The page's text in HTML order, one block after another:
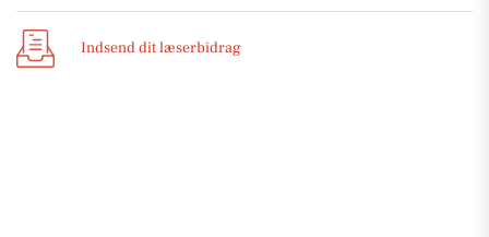
Indsend dit læserbidrag